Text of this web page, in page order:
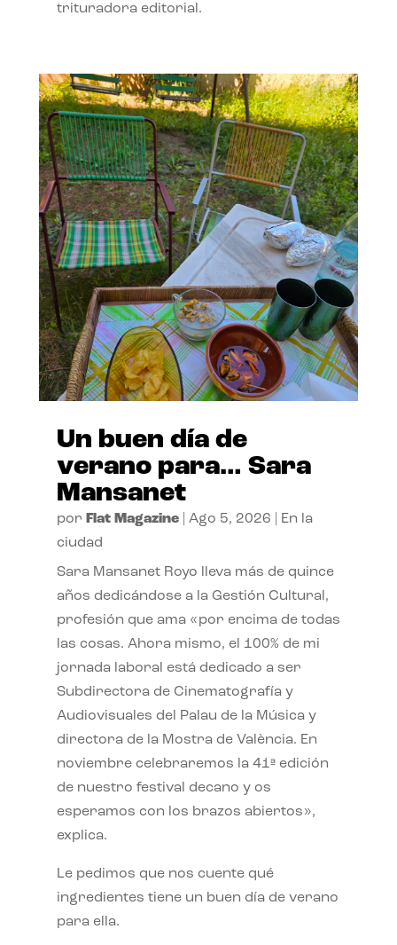
trituradora editorial.
Un buen día de
verano para… Sara
Mansanet
por Flat Magazine| Ago 5, 2026
En la
ciudad
Sara Mansanet Royo lleva más de quince
años dedicándose a la Gestión Cultural,
profesión que ama «por encima de todas
las cosas. Ahora mismo, el 100% de mi
jornada laboral está dedicado a ser
Subdirectora de Cinematografía y
Audiovisuales del Palau de la Música y
directora de la Mostra de València. En
noviembre celebraremos la 41ª edición
de nuestro festival decano y os
esperamos con los brazos abiertos»,
explica.
Le pedimos que nos cuente qué
ingredientes tiene un buen día de verano
para ella.